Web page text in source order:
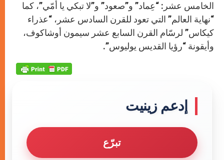
الخامس عشر: “عِماد” و”صعود” و”لا تبكي يا أمّي”، كما
“نهاية العالم” التي تعود للقرن السادس عشر، “عذراء
كيكاس” لرسّام القرن السابع عشر سيمون أوشاكوف،
وأيقونة “رؤيا القديس يوليوس”.
إدعم زينيت
تبرّع